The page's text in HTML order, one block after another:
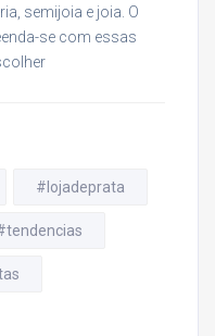
semijoia e joia. O
se com essas
#lojadeprata